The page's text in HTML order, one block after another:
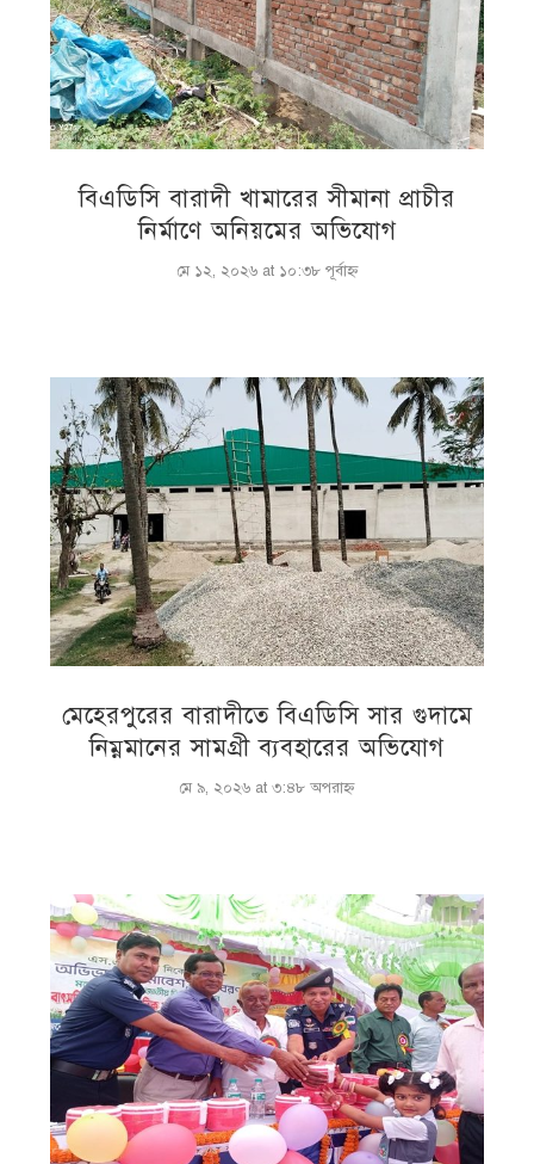
বিএডিসি বারাদী খামারের সীমানা প্রাচীর
নির্মাণে অনিয়মের অভিযোগ
মে ১২, ২০২৬ at ১০:৩৮ পূর্বাহ্ণ
মেহেরপুরের বারাদীতে বিএডিসি সার গুদামে
নিম্নমানের সামগ্রী ব্যবহারের অভিযোগ
মে ৯, ২০২৬ at ৩:৪৮ অপরাহ্ণ